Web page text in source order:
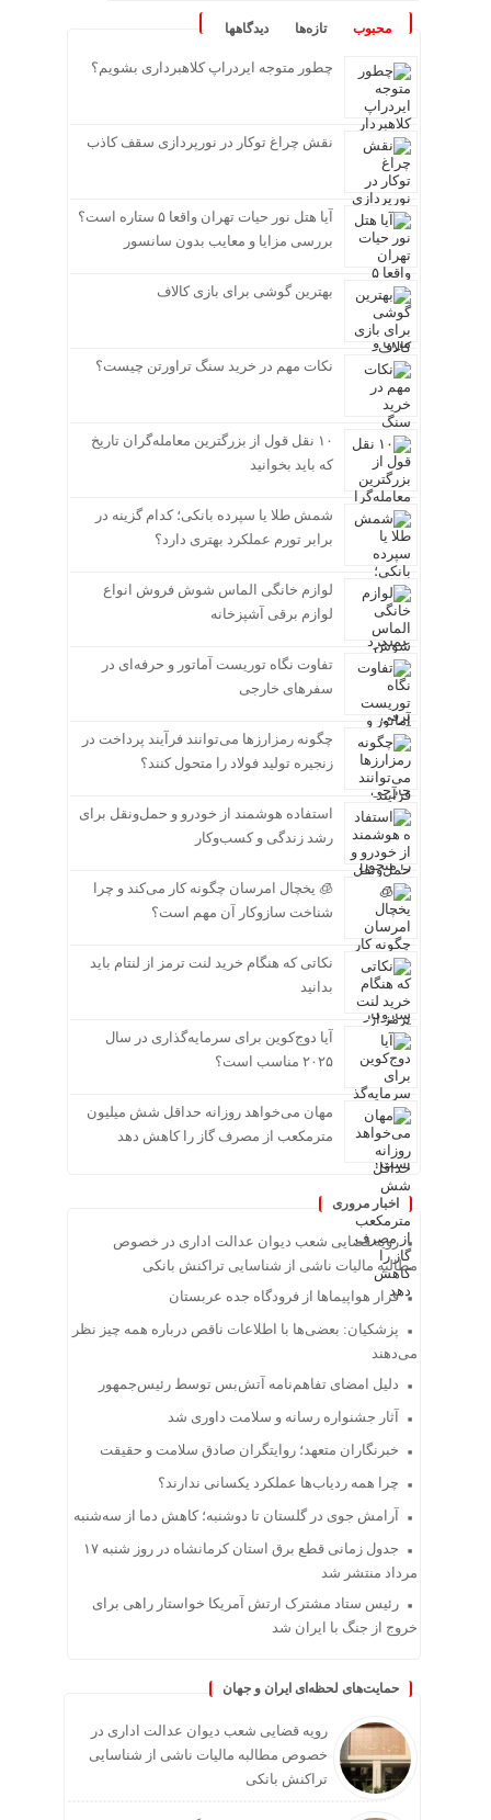
محبوب تازه‌ها دیدگاهها
چطور متوجه ایردراپ کلاهبرداری بشویم؟
نقش چراغ توکار در نورپردازی سقف کاذب
آیا هتل نور حیات تهران واقعا ۵ ستاره است؟
بررسی مزایا و معایب بدون سانسور
بهترین گوشی برای بازی کالاف
نکات مهم در خرید سنگ تراورتن چیست؟
۱۰ نقل قول از بزرگترین معامله‌گران تاریخ
که باید بخوانید
شمش طلا یا سپرده بانکی؛ کدام گزینه در
برابر تورم عملکرد بهتری دارد؟
لوازم خانگی الماس شوش فروش انواع
لوازم برقی آشپزخانه
تفاوت نگاه توریست آماتور و حرفه‌ای در
سفرهای خارجی
چگونه رمزارزها می‌توانند فرآیند پرداخت در
زنجیره تولید فولاد را متحول کنند؟
استفاده هوشمند از خودرو و حمل‌ونقل برای
رشد زندگی و کسب‌وکار
🧊 یخچال امرسان چگونه کار می‌کند و چرا
شناخت سازوکار آن مهم است؟
نکاتی که هنگام خرید لنت ترمز از لنتام باید
بدانید
آیا دوج‌کوین برای سرمایه‌گذاری در سال
۲۰۲۵ مناسب است؟
مهان می‌خواهد روزانه حداقل شش میلیون
مترمکعب از مصرف گاز را کاهش دهد
اخبار مروری
رویه قضایی شعب دیوان عدالت اداری در خصوص
مطالبه مالیات ناشی از شناسایی تراکنش بانکی
فرار هواپیماها از فرودگاه جده عربستان
پزشکیان: بعضی‌ها با اطلاعات ناقص درباره همه چیز نظر
می‌دهند
دلیل امضای تفاهم‌نامه آتش‌بس توسط رئیس‌جمهور
آثار جشنواره رسانه و سلامت داوری شد
خبرنگاران متعهد؛ روایتگران صادق سلامت و حقیقت
چرا همه ردیاب‌ها عملکرد یکسانی ندارند؟
آرامش جوی در گلستان تا دوشنبه؛ کاهش دما از سه‌شنبه
جدول زمانی قطع برق استان کرمانشاه در روز شنبه ۱۷
مرداد منتشر شد
رئیس ستاد مشترک ارتش آمریکا خواستار راهی برای
خروج از جنگ با ایران شد
حمایت‌های لحظه‌ای ایران و جهان
رویه قضایی شعب دیوان عدالت اداری در
خصوص مطالبه مالیات ناشی از شناسایی
تراکنش بانکی